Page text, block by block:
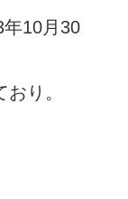
10月30
り。